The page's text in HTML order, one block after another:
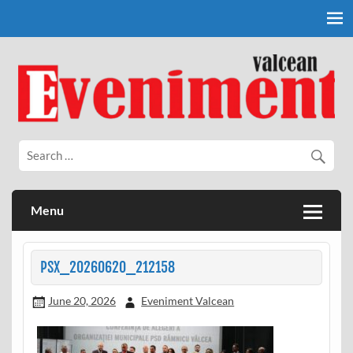
Eveniment Valcean
Menu
PSX_20260620_212158
June 20, 2026 Eveniment Valcean